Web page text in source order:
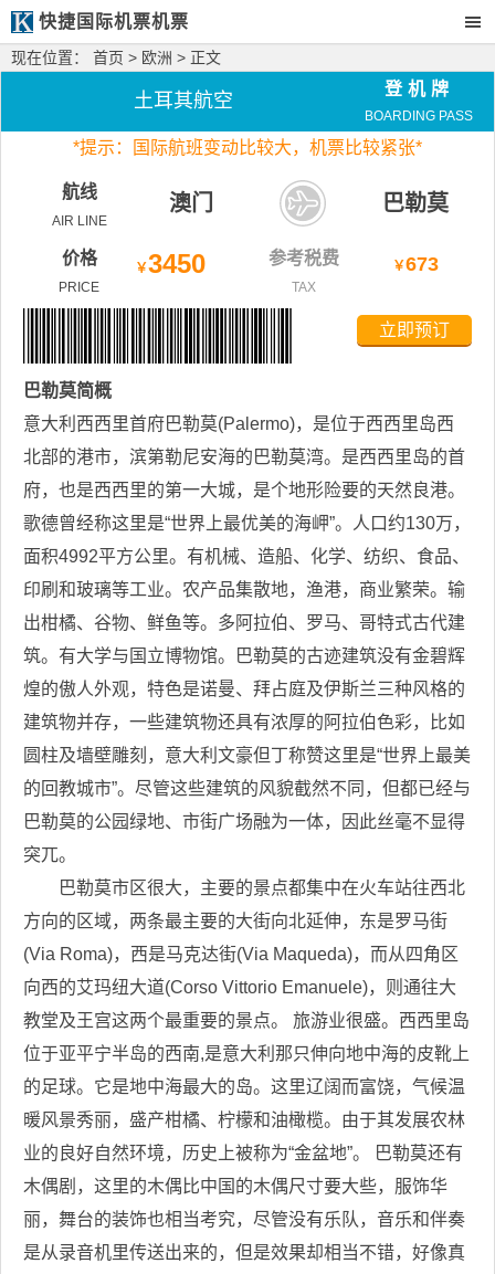
快捷国际机票机票
现在位置： 首页 > 欧洲 > 正文
土耳其航空
登机牌
BOARDING PASS
*提示：国际航班变动比较大， 机票比较紧张*
航线
AIR LINE
澳门 巴勒莫
价格
PRICE
￥3450 参考税费
TAX
￥673
立即预订
巴勒莫简概
意大利西西里首府巴勒莫(Palermo)，是位于西西里岛西
北部的港市，滨第勒尼安海的巴勒莫湾。是西西里岛的首
府，也是西西里的第一大城，是个地形险要的天然良港。
歌德曾经称这里是“世界上最优美的海岬”。人口约130万，
面积4992平方公里。有机械、造船、化学、纺织、食品、
印刷和玻璃等工业。农产品集散地，渔港，商业繁荣。输
出柑橘、谷物、鲜鱼等。多阿拉伯、罗马、哥特式古代建
筑。有大学与国立博物馆。巴勒莫的古迹建筑没有金碧辉
煌的傲人外观，特色是诺曼、拜占庭及伊斯兰三种风格的
建筑物并存，一些建筑物还具有浓厚的阿拉伯色彩，比如
圆柱及墙壁雕刻，意大利文豪但丁称赞这里是“世界上最美
的回教城市”。尽管这些建筑的风貌截然不同，但都已经与
巴勒莫的公园绿地、市街广场融为一体，因此丝毫不显得
突兀。
巴勒莫市区很大，主要的景点都集中在火车站往西北
方向的区域，两条最主要的大街向北延伸，东是罗马街
(Via Roma)，西是马克达街(Via Maqueda)，而从四角区
向西的艾玛纽大道(Corso Vittorio Emanuele)，则通往大
教堂及王宫这两个最重要的景点。 旅游业很盛。西西里岛
位于亚平宁半岛的西南,是意大利那只伸向地中海的皮靴上
的足球。它是地中海最大的岛。这里辽阔而富饶，气候温
暖风景秀丽，盛产柑橘、柠檬和油橄榄。由于其发展农林
业的良好自然环境，历史上被称为“金盆地”。 巴勒莫还有
木偶剧，这里的木偶比中国的木偶尺寸要大些，服饰华
丽，舞台的装饰也相当考究，尽管没有乐队，音乐和伴奏
是从录音机里传送出来的，但是效果却相当不错，好像真